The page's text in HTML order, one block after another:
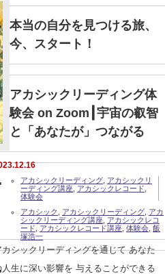
アカシックリーディング アカシックリ
ーディング講座 アカシックレコード
体験会
アカシック
アカシックリーディング アカ
シックリーディング講座 アカシックレコ
ード
アカシックレコード講座 体験会 飯
塚浩一
カシックリーディングを通じて あなた
人生に深い影響を 与えることができる
本当の自分を見つける旅、
今、スタート！
アカシックリーディング体
験会 on Zoom┃宇宙の叡智
と「あなたが」つながる